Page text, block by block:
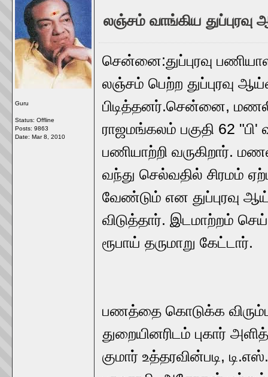
Guru
Status: Offline
Posts: 9863
Date: Mar 8, 2010
லஞ்சம் வாங்கிய
சென்னை:துப்புரவு
லஞ்சம் பெற்ற துப்புரவு
பிடித்தனர்.சென்னை,
ராஜமங்கலம் பகுதி 62 "பி'
பணியாற்றி வருகிறார்.
வந்து செல்வதில் சிரமம்
வேண்டும் என துப்புரவு
விடுத்தார். இடமாற்றம்
ரூபாய் தருமாறு கேட்டார்.
பணத்தை கொடுக்க
துறையினரிடம் புகார்
குமார் உத்தரவின்படி,